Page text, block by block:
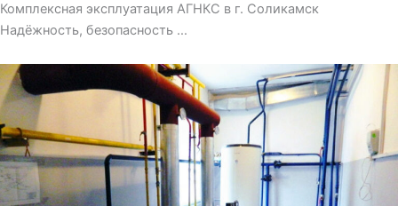
Комплексная эксплуатация АГНКС в г. Соликамск
Надёжность, безопасность …